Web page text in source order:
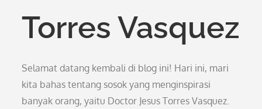
Torres Vasquez
Selamat datang kembali di blog ini! Hari ini, mari
kita bahas tentang sosok yang menginspirasi
banyak orang, yaitu Doctor Jesus Torres Vasquez.